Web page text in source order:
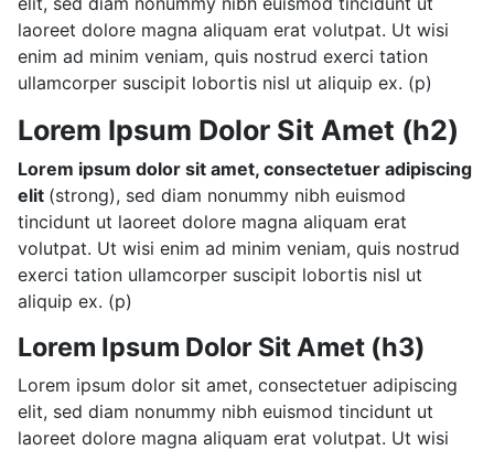
laoreet dolore magna aliquam erat volutpat. Ut wisi
enim ad minim veniam, quis nostrud exerci tation
ullamcorper suscipit lobortis nisl ut aliquip ex. (p)
Lorem Ipsum Dolor Sit Amet (h2)
Lorem ipsum dolor sit amet, consectetuer adipiscing
elit (strong), sed diam nonummy nibh euismod
tincidunt ut laoreet dolore magna aliquam erat
volutpat. Ut wisi enim ad minim veniam, quis nostrud
exerci tation ullamcorper suscipit lobortis nisl ut
aliquip ex. (p)
Lorem Ipsum Dolor Sit Amet (h3)
Lorem ipsum dolor sit amet, consectetuer adipiscing
elit, sed diam nonummy nibh euismod tincidunt ut
laoreet dolore magna aliquam erat volutpat. Ut wisi